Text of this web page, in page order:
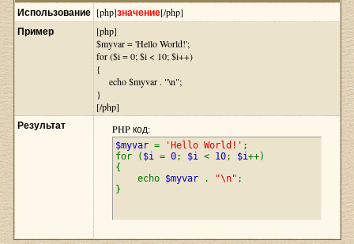
Использование [php]значение[/php]
Пример
[php]
$myvar = 'Hello World!';
for ($i = 0; $i < 10; $i++)
{
echo $myvar . "\n";
}
[/php]
Результат PHP код:
$myvar = 'Hello World!' ;
for ( $i = 0; $i < 10; $i++)
{
echo $myvar . "\n" ;
}